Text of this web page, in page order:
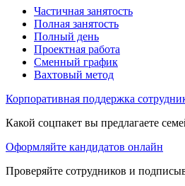
Частичная занятость
Полная занятость
Полный день
Проектная работа
Сменный график
Вахтовый метод
Корпоративная поддержка
Какой соцпакет вы предлагаете
Оформляйте кандидатов онлайн
Проверяйте сотрудников и